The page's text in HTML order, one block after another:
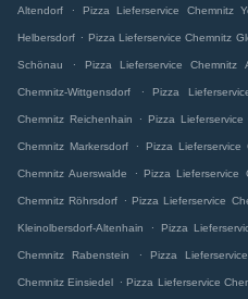
Altendorf . Pizza Lieferservice Chemnitz
Helbersdorf . Pizza Lieferservice Chemnitz
Schönau . Pizza Lieferservice Chemnitz
Chemnitz-Wittgensdorf . Pizza
Chemnitz Reichenhain . Pizza Lieferservice
Chemnitz Markersdorf . Pizza Lieferservice
Chemnitz Auerswalde . Pizza Lieferservice
Chemnitz Röhrsdorf . Pizza Lieferservice
Kleinolbersdorf-Altenhain . Pizza
Chemnitz Rabenstein . Pizza
Chemnitz Einsiedel . Pizza Lieferservice